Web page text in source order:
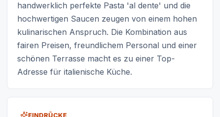
handwerklich perfekte Pasta 'al dente' und die
hochwertigen Saucen zeugen von einem hohen
kulinarischen Anspruch. Die Kombination aus
fairen Preisen, freundlichem Personal und einer
schönen Terrasse macht es zu einer Top-
Adresse für italienische Küche.
EINDRÜCKE